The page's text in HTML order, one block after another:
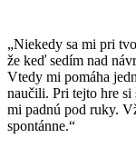
„Niekedy sa mi pri
že keď sedím nad
Vtedy mi pomáha
naučili. Pri tejto hre
mi padnú pod ruky.
spontánne.“